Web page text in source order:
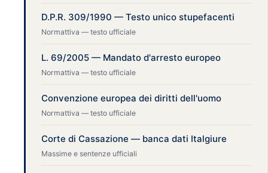
D.P.R. 309/1990 — Testo unico stupefacenti
Normattiva — testo ufficiale
L. 69/2005 — Mandato d'arresto europeo
Normattiva — testo ufficiale
Convenzione europea dei diritti dell'uomo
Normattiva — testo ufficiale
Corte di Cassazione — banca dati Italgiure
Massime e sentenze ufficiali